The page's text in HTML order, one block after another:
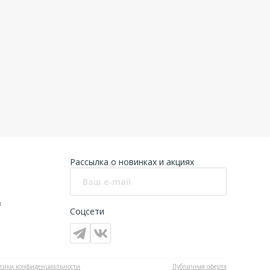
Рассылка о новинках и акциях
Соцсети
конфиденциальности Публичная оферта